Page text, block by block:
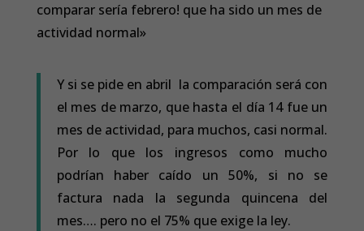
comparar sería febrero! que ha sido un mes de
actividad normal»
Y si se pide en abril la comparación será con
el mes de marzo, que hasta el día 14 fue un
mes de actividad, para muchos, casi normal.
Por lo que los ingresos como mucho
podrían haber caído un 50%, si no se
factura nada la segunda quincena del
mes…. pero no el 75% que exige la ley.